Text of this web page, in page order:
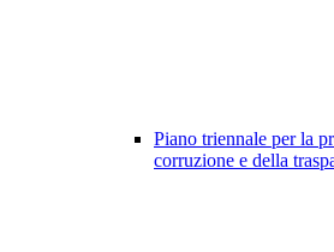
Piano triennale per la
corruzione e della